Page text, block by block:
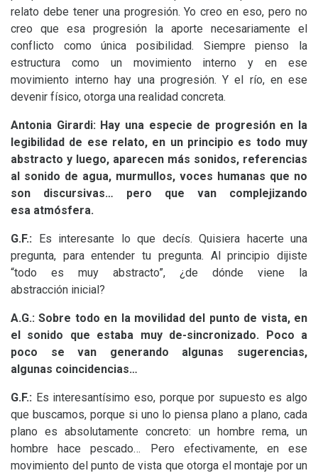
relato debe tener una progresión. Yo creo en eso, pero no
creo que esa progresión la aporte necesariamente el
conflicto como única posibilidad. Siempre pienso la
estructura como un movimiento interno y en ese
movimiento interno hay una progresión. Y el río, en ese
devenir físico, otorga una realidad concreta.
Antonia Girardi: Hay una especie de progresión en la
legibilidad de ese relato, en un principio es todo muy
abstracto y luego, aparecen más sonidos, referencias
al sonido de agua, murmullos, voces humanas que no
son discursivas… pero que van complejizando
esa atmósfera.
G.F.: Es interesante lo que decís. Quisiera hacerte una
pregunta, para entender tu pregunta. Al principio dijiste
“todo es muy abstracto”, ¿de dónde viene la
abstracción inicial?
A.G.: Sobre todo en la movilidad del punto de vista, en
el sonido que estaba muy de-sincronizado. Poco a
poco se van generando algunas sugerencias,
algunas coincidencias…
G.F.: Es interesantísimo eso, porque por supuesto es algo
que buscamos, porque si uno lo piensa plano a plano, cada
plano es absolutamente concreto: un hombre rema, un
hombre hace pescado… Pero efectivamente, en ese
movimiento del punto de vista que otorga el montaje por un